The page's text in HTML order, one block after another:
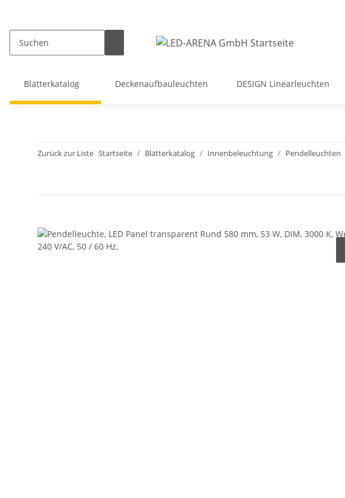
Blätterkatalog Deckenaufbauleuchten DESIGN Linearleuchten
Zurück zur Liste Startseite Blätterkatalog Innenbeleuchtung Pendelleuchten